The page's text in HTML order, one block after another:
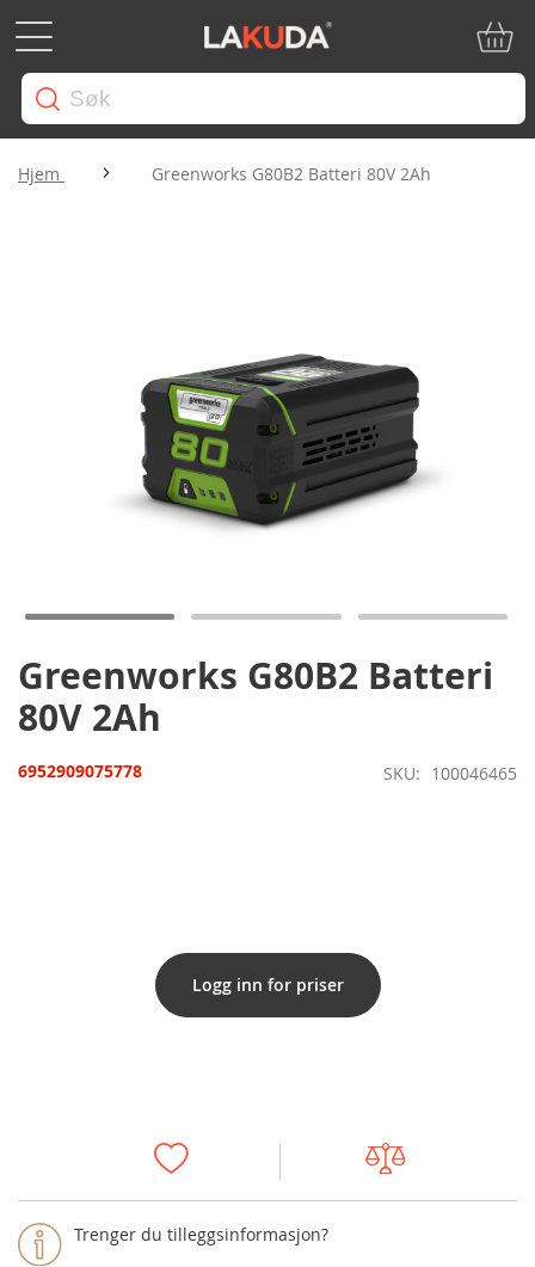
Hjem Greenworks G80B2 Batteri 80V 2Ah
Greenworks G80B2 Batteri
80V 2Ah
Trenger du tilleggsinformasjon?
6952909075778 SKU 100046465
Logg inn for priser
bildegalleri